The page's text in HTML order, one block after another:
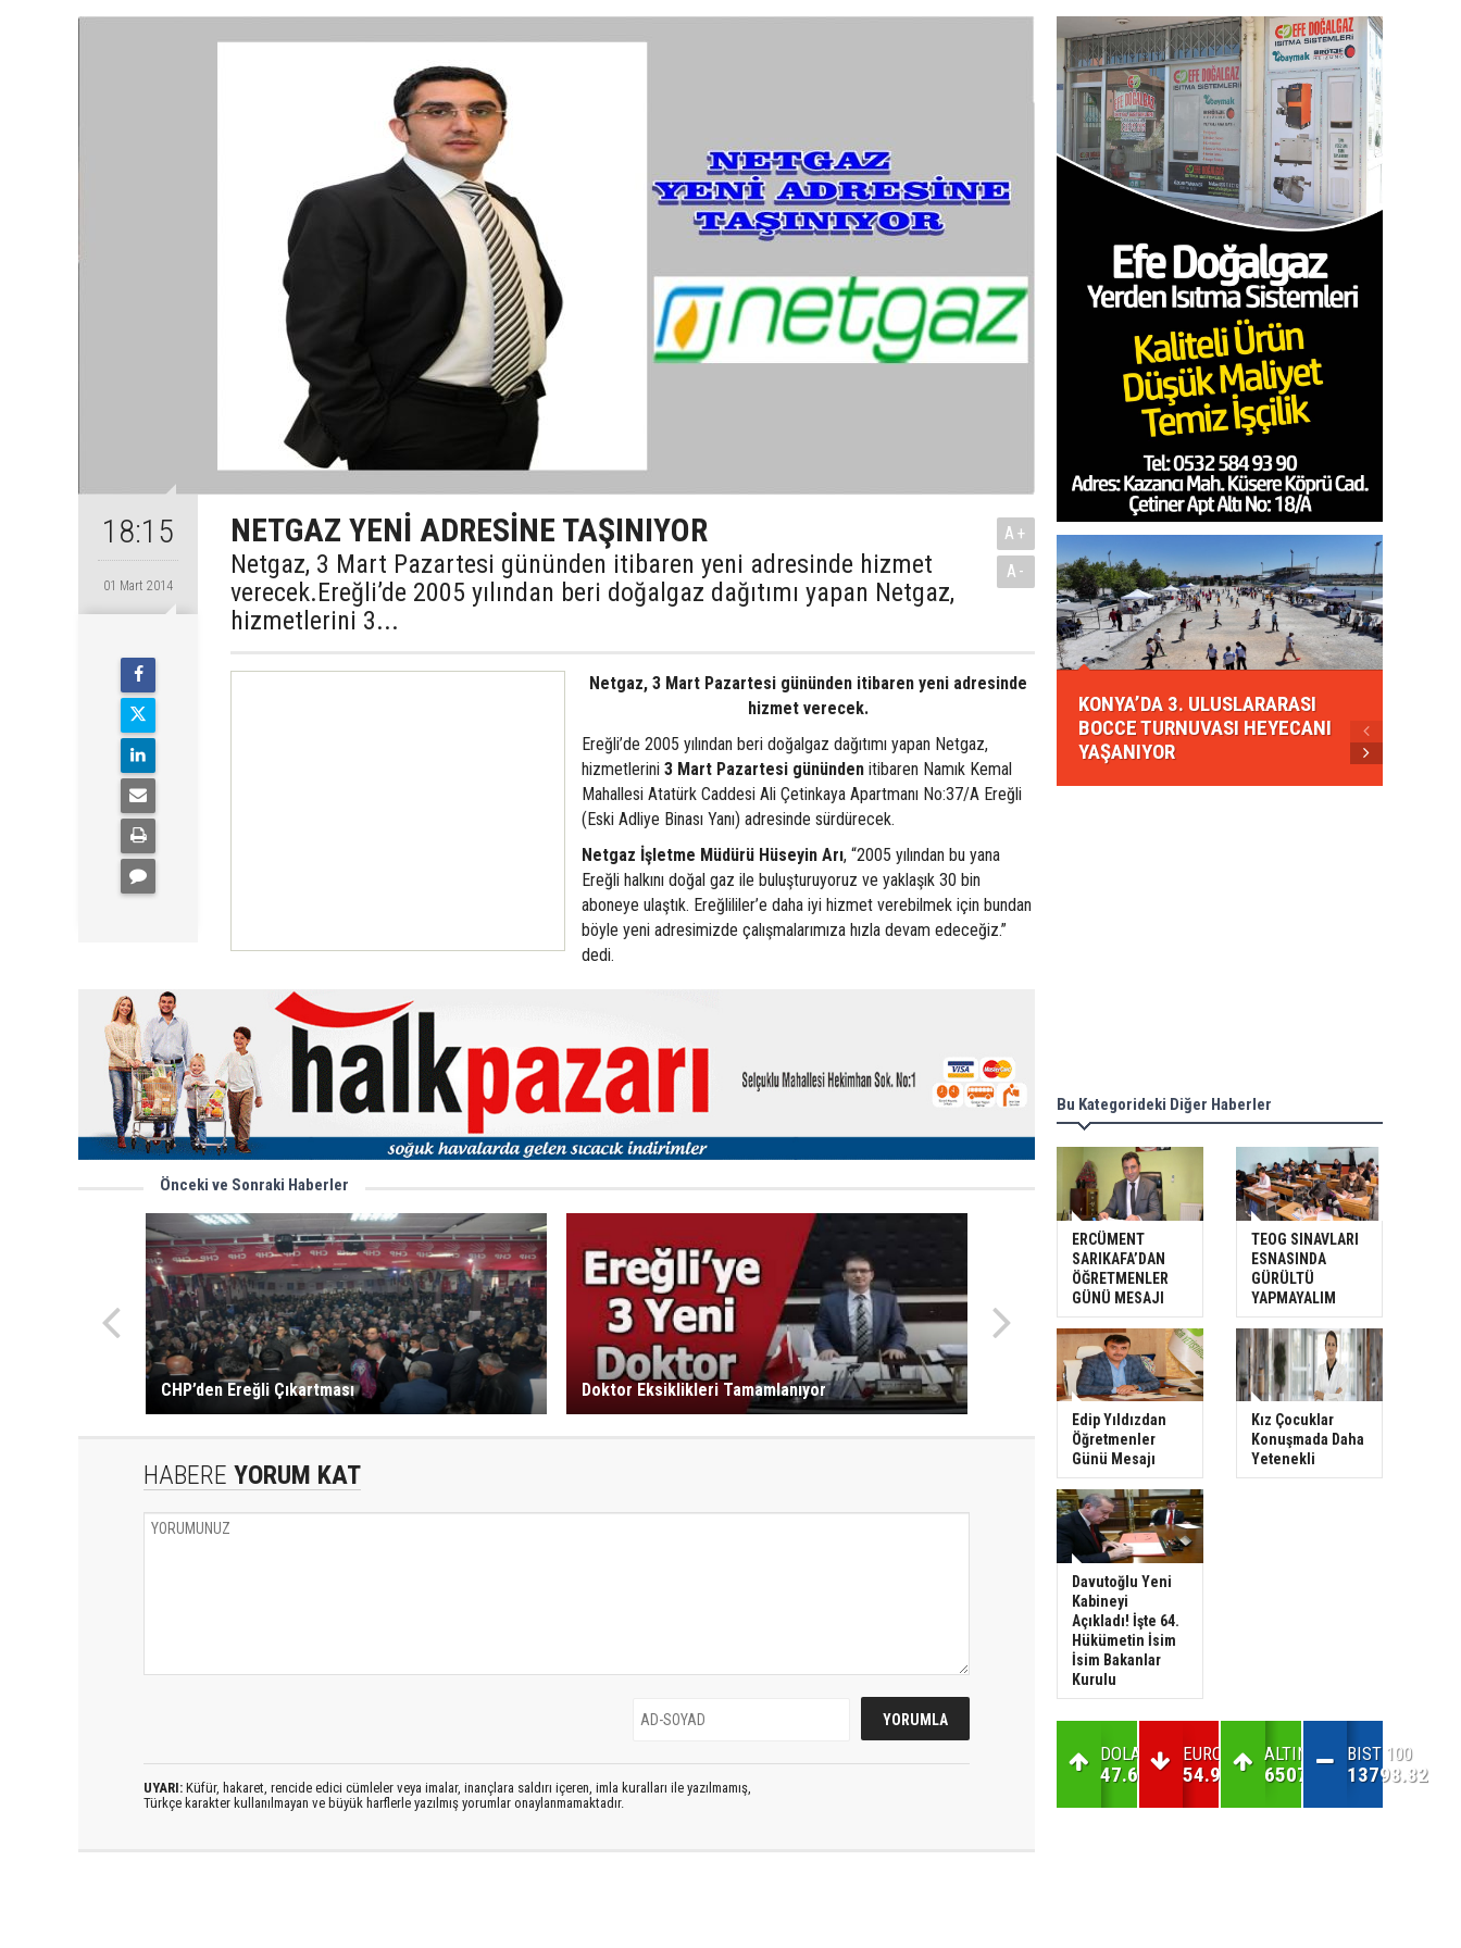
18:15
01 Mart 2014
NETGAZ YENİ ADRESİNE TAŞINIYOR
Netgaz, 3 Mart Pazartesi gününden itibaren yeni adresinde hizmet
verecek.Ereğli’de 2005 yılından beri doğalgaz dağıtımı yapan Netgaz,
hizmetlerini 3...
A+
A-
Netgaz, 3 Mart Pazartesi gününden itibaren yeni adresinde
hizmet verecek.
Ereğli’de 2005 yılından beri doğalgaz dağıtımı yapan Netgaz,
hizmetlerini 3 Mart Pazartesi gününden itibaren Namık Kemal
Mahallesi Atatürk Caddesi Ali Çetinkaya Apartmanı No:37/A Ereğli
(Eski Adliye Binası Yanı) adresinde sürdürecek.
Netgaz İşletme Müdürü Hüseyin Arı, “2005 yılından bu yana
Ereğli halkını doğal gaz ile buluşturuyoruz ve yaklaşık 30 bin
aboneye ulaştık. Ereğlililer’e daha iyi hizmet verebilmek için bundan
böyle yeni adresimizde çalışmalarımıza hızla devam edeceğiz.”
dedi.
Önceki ve Sonraki Haberler
CHP’den Ereğli Çıkartması Doktor Eksiklikleri Tamamlanıyor
HABERE YORUM KAT
UYARI: Küfür, hakaret, rencide edici cümleler veya imalar, inançlara saldırı içeren, imla kuralları ile yazılmamış,
Türkçe karakter kullanılmayan ve büyük harflerle yazılmış yorumlar onaylanmamaktadır.
KONYA’DA 3. ULUSLARARASI
BOCCE TURNUVASI HEYECANI
YAŞANIYOR
Bu Kategorideki Diğer Haberler
ERCÜMENT
SARIKAFA’DAN
ÖĞRETMENLER
GÜNÜ MESAJI
TEOG SINAVLARI
ESNASINDA
GÜRÜLTÜ
YAPMAYALIM
Edip Yıldızdan
Öğretmenler
Günü Mesajı
Kız Çocuklar
Konuşmada Daha
Yetenekli
Davutoğlu Yeni
Kabineyi
Açıkladı! İşte 64.
Hükümetin İsim
İsim Bakanlar
Kurulu
DOLAR
47.67
EURO
54.99
ALTIN
6507.05
BIST 100
13798.82